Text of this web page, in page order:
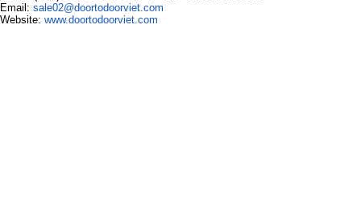
Email: sale02@doortodoorviet.com
Website: www.doortodoorviet.com